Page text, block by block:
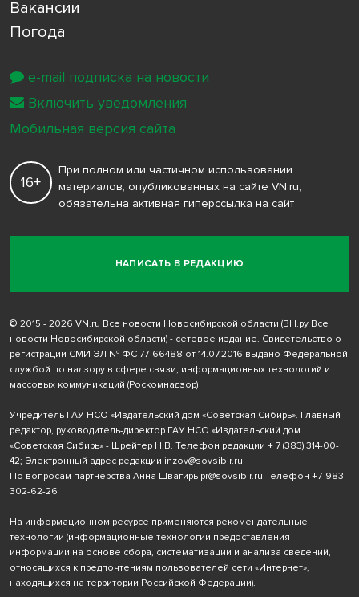
Вакансии
Погода
НАПИСАТЬ В РЕДАКЦИЮ
16+
При полном или частичном использовании
материалов, опубликованных на сайте VN.ru,
обязательна активная гиперссылка на сайт
© 2015 - 2026 VN.ru Все новости Новосибирской области (ВН.ру Все
новости Новосибирской области) - сетевое издание. Свидетельство о
регистрации СМИ ЭЛ № ФС 77-66488 от 14.07.2016 выдано Федеральной
службой по надзору в сфере связи, информационных технологий и
массовых коммуникаций (Роскомнадзор)
Учредитель ГАУ НСО «Издательский дом «Советская Сибирь». Главный
редактор, руководитель-директор ГАУ НСО «Издательский дом
«Советская Сибирь» - Шрейтер Н.В. Телефон редакции + 7 (383) 314-00-
42; Электронный адрес редакции inzov@sovsibir.ru
По вопросам партнерства Анна Швагирь pr@sovsibir.ru Телефон +7-983-
302-62-26
На информационном ресурсе применяются рекомендательные
технологии (информационные технологии предоставления
информации на основе сбора, систематизации и анализа сведений,
относящихся к предпочтениям пользователей сети «Интернет»,
находящихся на территории Российской Федерации).
e-mail подписка на новости
Включить уведомления
Мобильная версия сайта